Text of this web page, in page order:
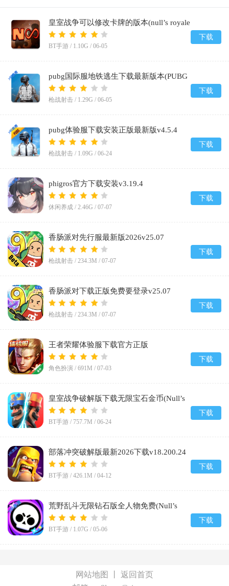
皇室战争可以修改卡牌的版本(null’s royale
infinity)v14.593.1
BT手游 / 1.10G / 06-05
下载
pubg国际服地铁逃生下载最新版本(PUBG
MOBILE)v4.4.0
枪战射击 / 1.29G / 06-05
下载
pubg体验服下载安装正版最新版v4.5.4
枪战射击 / 1.09G / 06-24
下载
phigros官方下载安装v3.19.4
休闲养成 / 2.46G / 07-07
下载
香肠派对先行服最新版2026v25.07
枪战射击 / 234.3M / 07-07
下载
香肠派对下载正版免费要登录v25.07
枪战射击 / 234.3M / 07-07
下载
王者荣耀体验服下载官方正版
2026v11.41.1.8
角色扮演 / 691M / 07-03
下载
皇室战争破解版下载无限宝石金币(Null’s
Royale)v14.593.1
BT手游 / 757.7M / 06-24
下载
部落冲突破解版最新2026下载v18.200.24
BT手游 / 426.1M / 04-12
下载
荒野乱斗无限钻石版全人物免费(Null’s
Brawl)v67.264
BT手游 / 1.07G / 05-06
下载
网站地图
返回首页